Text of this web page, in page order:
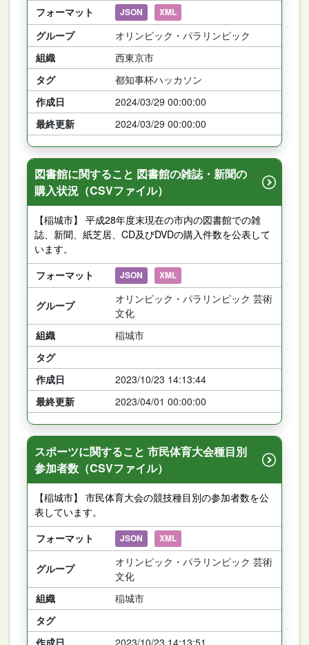
フォーマット
JSON XML
グループ
オリンピック・パラリンピック
組織
西東京市
タグ
都知事杯ハッカソン
作成日
2024/03/29 00:00:00
最終更新
2024/03/29 00:00:00
図書館に関すること 図書館の雑誌・新聞の
購入状況（CSVファイル）
【稲城市】 平成28年度末現在の市内の図書館での雑
誌、新聞、紙芝居、CD及びDVDの購入件数を公表して
います。
フォーマット
JSON XML
グループ
オリンピック・パラリンピック 芸術
文化
組織
稲城市
タグ
作成日
2023/10/23 14:13:44
最終更新
2023/04/01 00:00:00
スポーツに関すること 市民体育大会種目別
参加者数（CSVファイル）
【稲城市】 市民体育大会の競技種目別の参加者数を公
表しています。
フォーマット
JSON XML
グループ
オリンピック・パラリンピック 芸術
文化
組織
稲城市
タグ
作成日
2023/10/23 14:13:51